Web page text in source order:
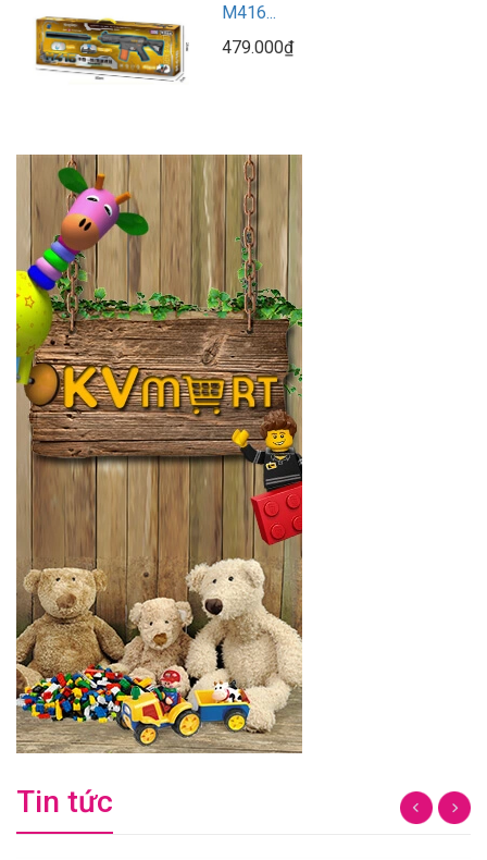
M416...
479.000₫
Tin tức